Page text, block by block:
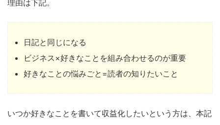
理由は下記。
日記と同じになる
ビジネス×好きなことを組み合わせるのが重要
好きなことの悩みごと=読者の知りたいこと
いつか好きなことを書いて収益化したいという方は、本記